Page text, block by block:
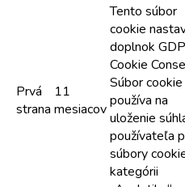
Prvá
strana
11
mesiacov
Tento súbor
cookie
doplnok
Cookie
Súbor
používa na
uloženie
používateľa
súbory
kategórii